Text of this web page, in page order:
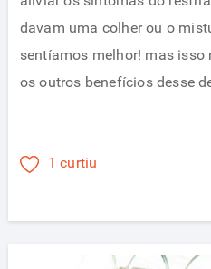
davam uma colher ou o
sentíamos melhor! mas isso
os outros benefícios desse
1 curtiu